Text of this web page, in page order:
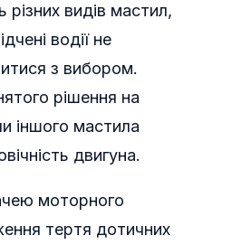
різних видів мастил,
водії не
з вибором.
рішення на
іншого мастила
двигуна.
моторного
тертя дотичних